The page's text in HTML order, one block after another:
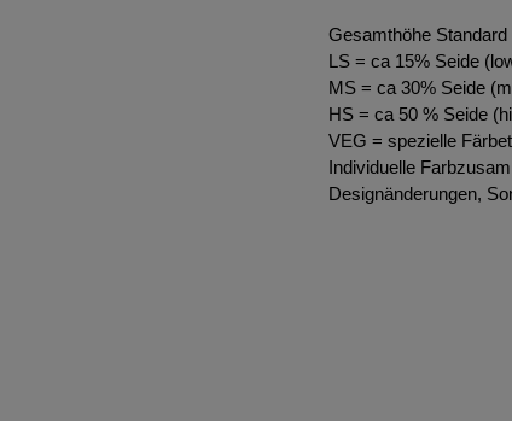
Gesamthöhe
LS = ca 15% Seide
MS = ca 30% Seide
HS = ca 50 % Seide
VEG = spezielle
Individuelle
Designänderungen,